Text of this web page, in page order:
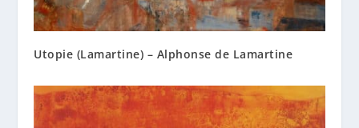
Utopie (Lamartine) – Alphonse de Lamartine